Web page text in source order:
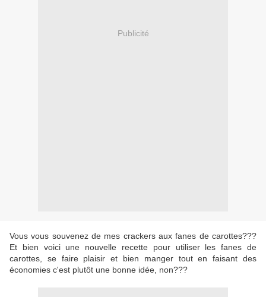
Publicité
Vous vous souvenez de mes crackers aux fanes de carottes???
Et bien voici une nouvelle recette pour utiliser les fanes de
carottes, se faire plaisir et bien manger tout en faisant des
économies c'est plutôt une bonne idée, non???